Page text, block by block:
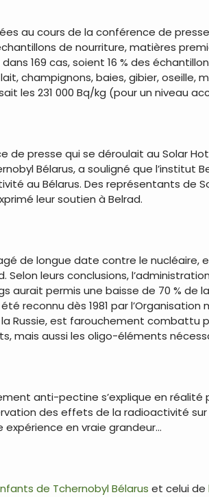
au cours de la conférence de
de nourriture, matières
169 cas, soient 16 % des
champignons, baies, gibier,
les 231 000 Bq/kg (pour un niveau
presse qui se déroulait au Solar
Bélarus, a souligné que
au Bélarus. Des représentants de
leur soutien à Belrad.
de longue date contre le
Selon leurs conclusions,
aurait permis une baisse de 70 %
reconnu dès 1981 par
Russie, est farouchement combattu
mais aussi les oligo-éléments
anti-pectine s’explique en
des effets de la radioactivité
expérience en vraie grandeur…
de Tchernobyl Bélarus et celui de